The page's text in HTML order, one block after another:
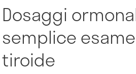
Dosaggi
semplice
tiroide